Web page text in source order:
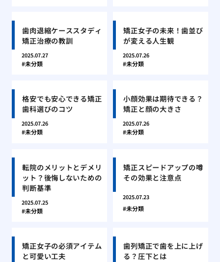
歯肉退縮ケーススタディ
矯正治療の教訓
2025.07.27
未分類
矯正女子の未来！歯並び
が変える人生観
2025.07.26
未分類
格安でも安心できる矯正
歯科選びのコツ
2025.07.26
未分類
小顔効果は期待できる？
矯正と顔の大きさ
2025.07.26
未分類
転院のメリットとデメリ
ット？後悔しないための
判断基準
2025.07.25
未分類
矯正スピードアップの噂
その効果と注意点
2025.07.23
未分類
矯正女子の必須アイテム
と可愛い工夫
歯列矯正で歯を上に上げ
る？圧下とは